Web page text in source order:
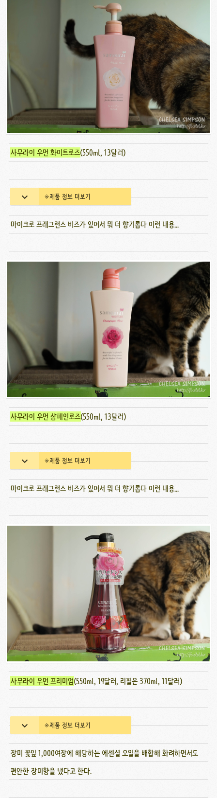
사무라이 우먼 화이트로즈(550ml, 13달러)
※제품 정보 더보기
마이크로 프래그런스 비즈가 있어서 뭐 더 향기롭다 이런 내용...
사무라이 우먼 샴페인로즈(550ml, 13달러)
※제품 정보 더보기
마이크로 프래그런스 비즈가 있어서 뭐 더 향기롭다 이런 내용...
사무라이 우먼 프리미엄(550ml, 19달러, 리필은 370ml, 11달러)
※제품 정보 더보기
장미 꽃잎 1,000여장에 해당하는 에센셜 오일을 배합해 화려하면서도
편안한 장미향을 냈다고 한다.